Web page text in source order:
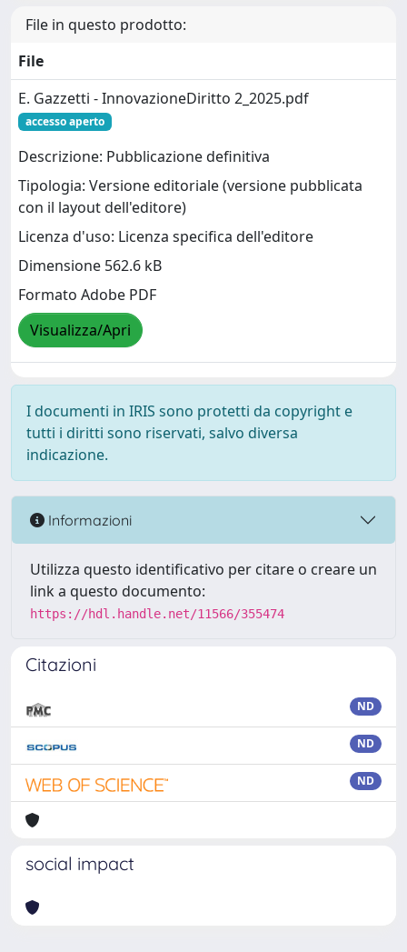
File in questo prodotto:
File
E. Gazzetti - InnovazioneDiritto 2_2025.pdf
accesso aperto
Descrizione: Pubblicazione definitiva
Tipologia: Versione editoriale (versione pubblicata
con il layout dell'editore)
Licenza d'uso: Licenza specifica dell'editore
Dimensione 562.6 kB
Formato Adobe PDF
Visualizza/Apri
I documenti in IRIS sono protetti da copyright e
tutti i diritti sono riservati, salvo diversa
indicazione.
Informazioni
Utilizza questo identificativo per citare o creare un
link a questo documento:
https://hdl.handle.net/11566/355474
Citazioni
ND
ND
ND
social impact